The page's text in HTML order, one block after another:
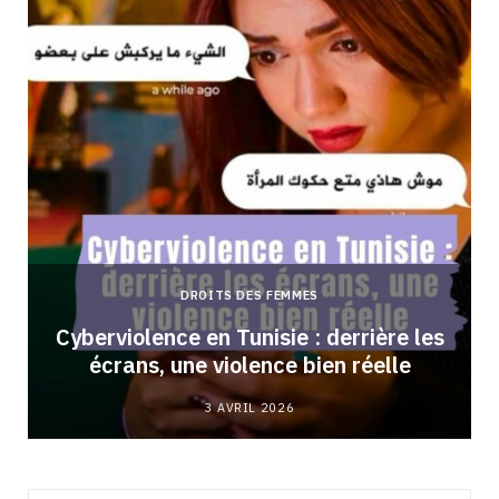
DROITS DES FEMMES
Cyberviolence en Tunisie : derrière les
écrans, une violence bien réelle
3 AVRIL 2026